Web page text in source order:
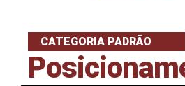
CATEGORIA PADRÃO